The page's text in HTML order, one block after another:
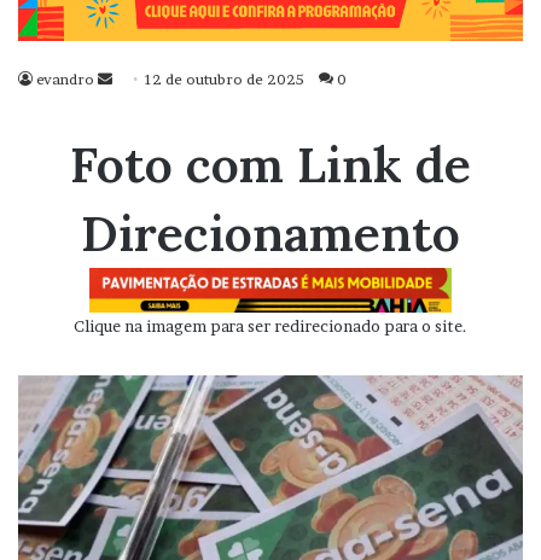
evandro
Mande
mail
12 de outubro de 2025 0
Foto com Link de
Direcionamento
Clique na imagem para ser redirecionado para o site.